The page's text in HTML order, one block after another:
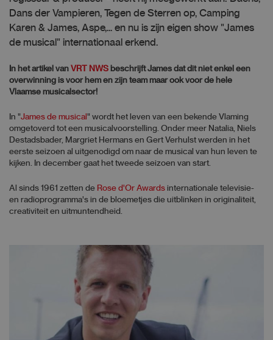
Dans der Vampieren, Tegen de Sterren op, Camping
Karen & James, Aspe,... en nu is zijn eigen show "James
de musical" internationaal erkend.
In het artikel van VRT NWS beschrijft James dat dit niet enkel een
overwinning is voor hem en zijn team maar ook voor de hele
Vlaamse musicalsector!
In "James de musical " wordt het leven van een bekende Vlaming
omgetoverd tot een musicalvoorstelling. Onder meer Natalia, Niels
Destadsbader, Margriet Hermans en Gert Verhulst werden in het
eerste seizoen al uitgenodigd om naar de musical van hun leven te
kijken. In december gaat het tweede seizoen van start.
Al sinds 1961 zetten de Rose d'Or Awards internationale televisie-
en radioprogramma's in de bloemetjes die uitblinken in originaliteit,
creativiteit en uitmuntendheid.